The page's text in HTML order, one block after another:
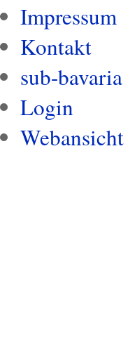
Impressum
Kontakt
sub-bavaria
Login
Webansicht